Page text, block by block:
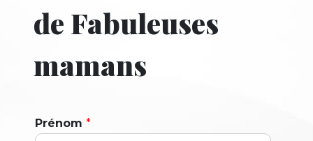
de Fabuleuses
mamans
Prénom *